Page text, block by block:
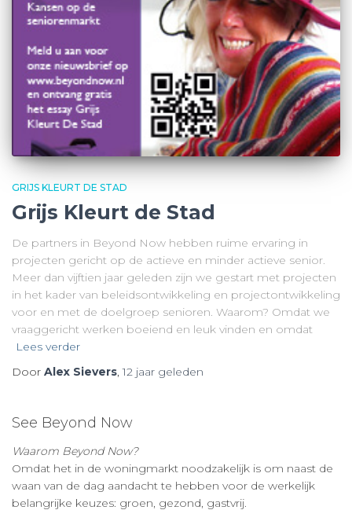
GRIJS KLEURT DE STAD
Grijs Kleurt de Stad
De partners in Beyond Now hebben ruime ervaring in
projecten gericht op de actieve en minder actieve senior.
Meer dan vijftien jaar geleden zijn we gestart met projecten
in het kader van beleidsontwikkeling en projectontwikkeling
voor en met de doelgroep senioren. Waarom? Omdat we
vraaggericht werken boeiend en leuk vinden en omdat
Lees verder
Door Alex Sievers,12 jaar geleden
See Beyond Now
Waarom Beyond Now?
Omdat het in de woningmarkt noodzakelijk is om naast de
waan van de dag aandacht te hebben voor de werkelijk
belangrijke keuzes: groen, gezond, gastvrij.